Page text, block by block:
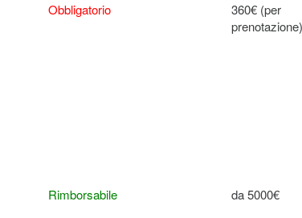
Obbligatorio
360€ (per
prenotazione)
Rimborsabile
da 5000€